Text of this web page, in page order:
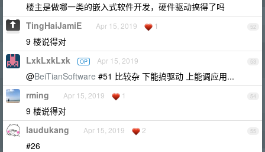
楼主是做哪一类的嵌入式软件开发，硬件驱动搞得了吗
52
TingHaiJamiE Apr 15, 2019 1
9 楼说得对
53
LxkLxkLxk OP Apr 15, 2019
@BeiTianSoftware #51 比较杂 下能搞驱动 上能调应用...
54
rming Apr 15, 2019 1
9 楼说得对
55
laudukang Apr 15, 2019 2
#26